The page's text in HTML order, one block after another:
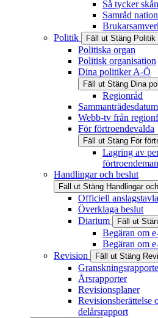
Så tycker
Samråd
Politik
Fäll ut Stäng Politik
Politiska organ
Politisk organisation
Dina politiker A-Ö
Fäll ut Stäng Dina
Regionråd
Sammanträdesdatum
Webb-tv från
För förtroendevalda
Fäll ut Stäng För
Lagring av
Handlingar och beslut
Fäll ut Stäng Handlingar
Officiell anslagstavla
Överklaga beslut
Diarium
Fäll ut
Begäran om
Begäran om
Revision
Fäll ut Stäng
Årsrapporter
Revisionsplaner
Revisionsberättelse
delårsrapport